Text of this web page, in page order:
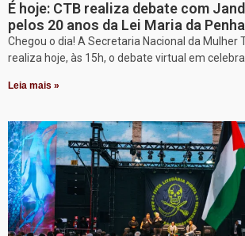
É hoje: CTB realiza debate com
pelos 20 anos da Lei Maria da Penha
Chegou o dia! A Secretaria Nacional da Mulher
realiza hoje, às 15h, o debate virtual em
Leia mais »